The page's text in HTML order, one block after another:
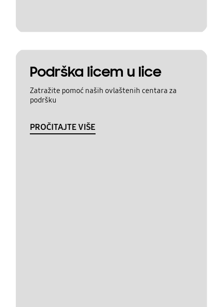
Podrška licem u lice
Zatražite pomoć naših ovlaštenih centara za
podršku
PROČITAJTE VIŠE